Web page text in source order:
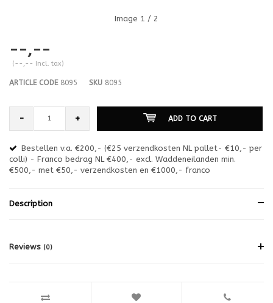
Image 1 / 2
--,--
(--,-- Incl. tax)
ARTICLE CODE8095 SKU 8095
- + ADD TO CART
Bestellen v.a. €200,- (€25 verzendkosten NL pallet- €10,- per
colli) - Franco bedrag NL €400,- excl. Waddeneilanden min.
€500,- met €50,- verzendkosten en €1000,- franco
Description
Reviews (0)